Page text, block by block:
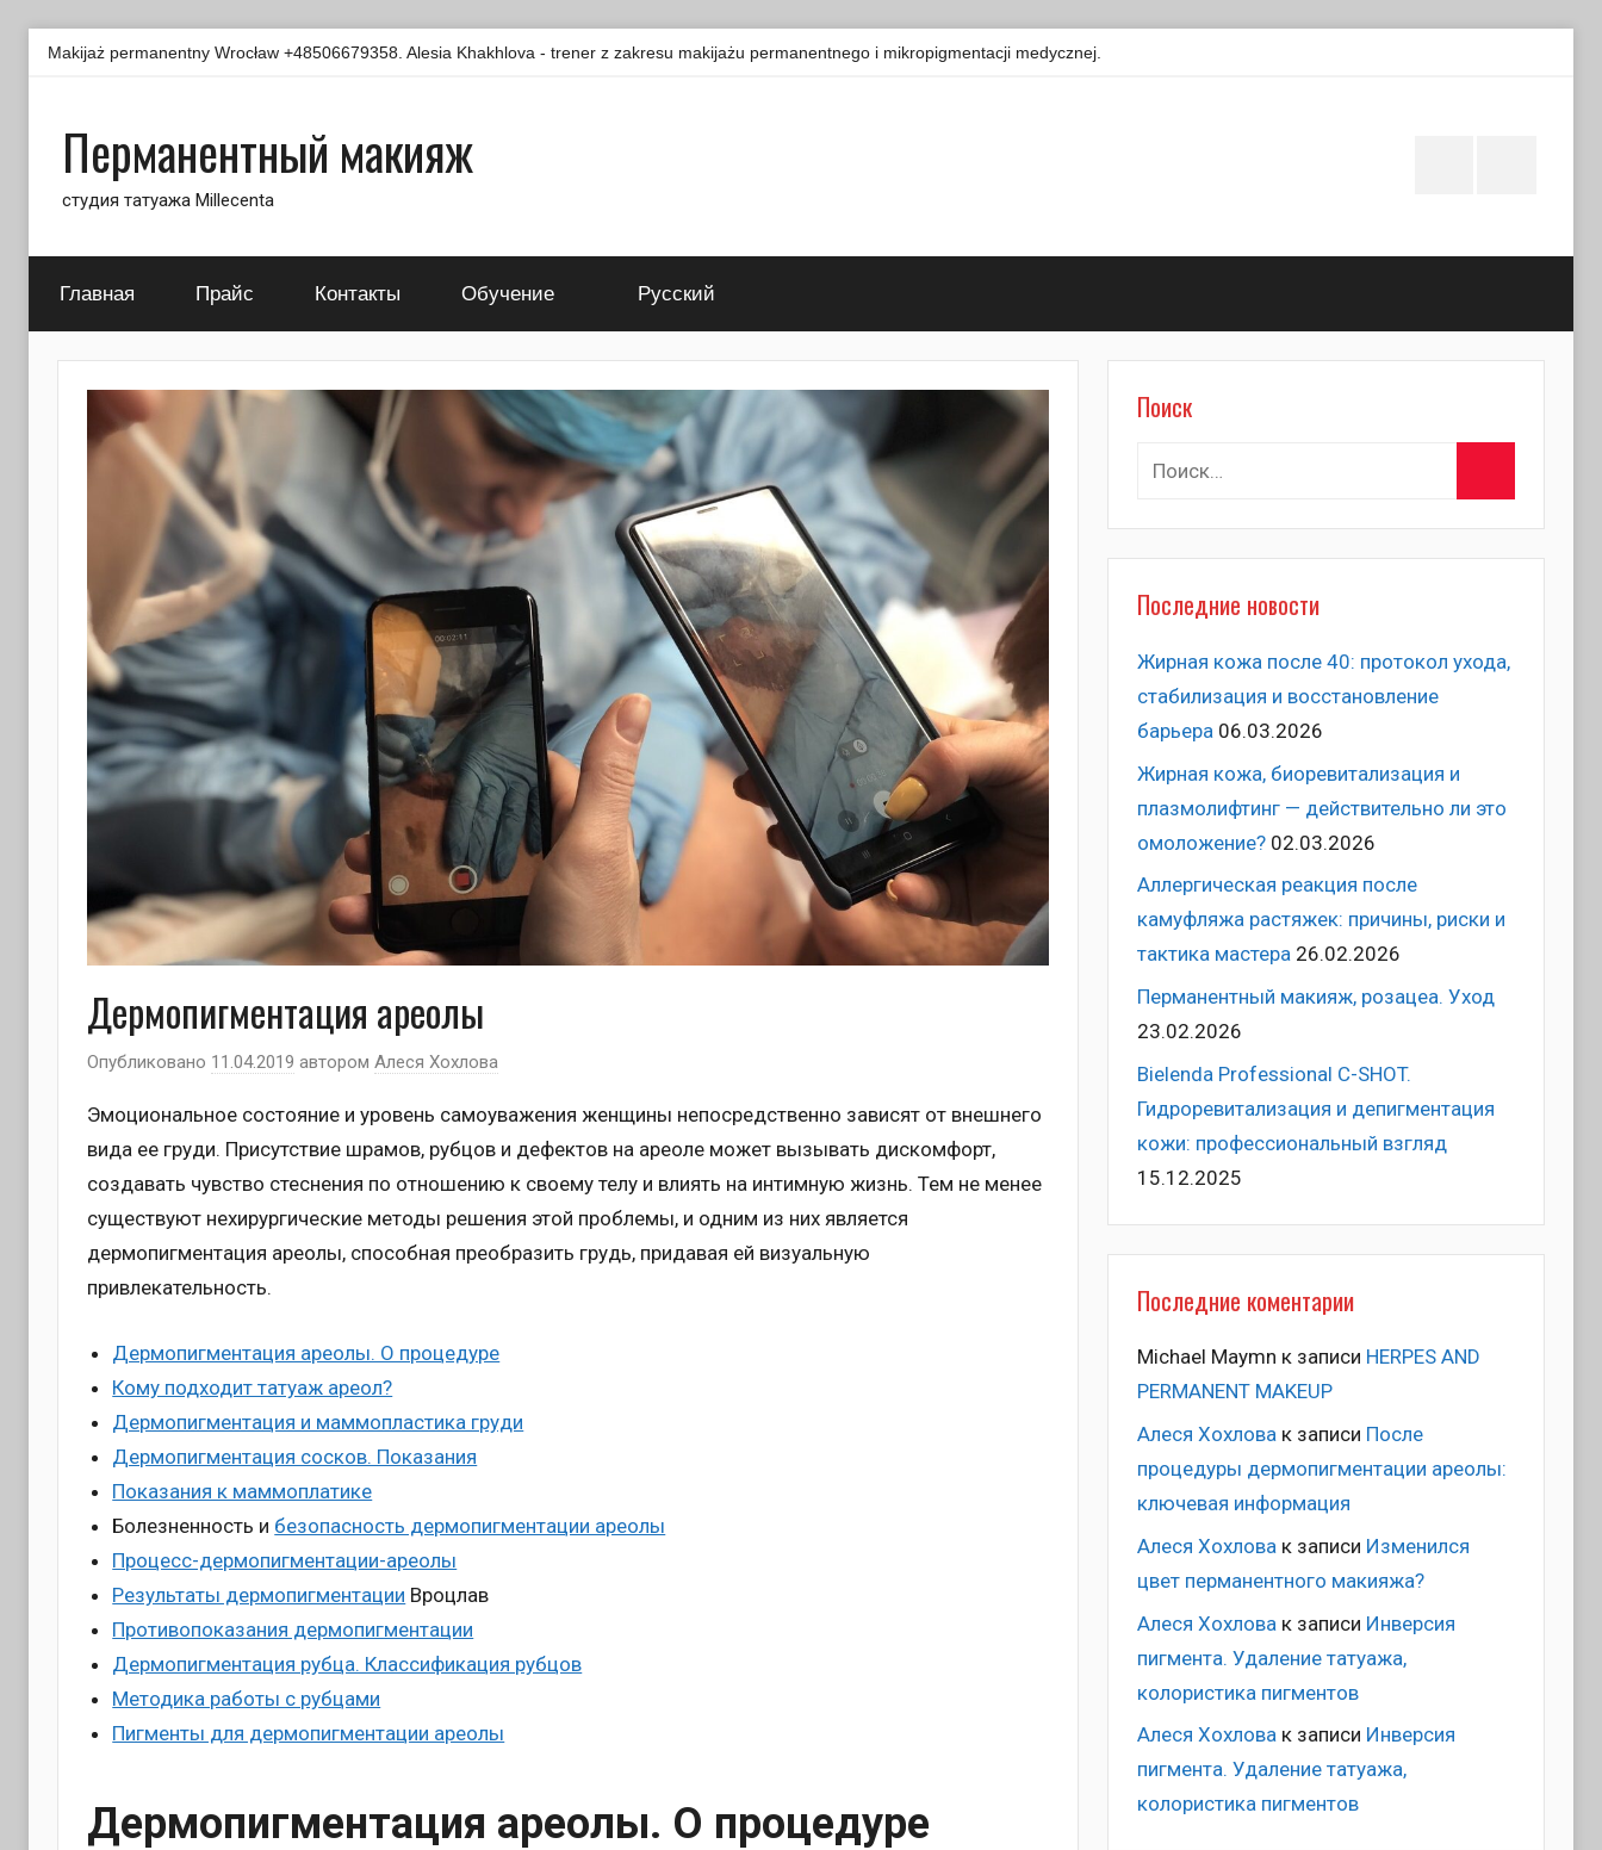
Перейти
Makijaż permanentny Wrocław +48506679358. Alesia Khakhlova - trener z zakresu makijażu permanentnego i mikropigmentacji medycznej.
Перманентный макияж
студия татуажа Millecenta
Главная Прайс Контакты Обучение Русский
Дермопигментация ареолы
Опубликовано 11.04.2019 автором Алеся Хохлова
Эмоциональное состояние и уровень самоуважения женщины непосредственно зависят от внешнего
вида ее груди. Присутствие шрамов, рубцов и дефектов на ареоле может вызывать дискомфорт,
создавать чувство стеснения по отношению к своему телу и влиять на интимную жизнь. Тем не менее
существуют нехирургические методы решения этой проблемы, и одним из них является
дермопигментация ареолы, способная преобразить грудь, придавая ей визуальную
привлекательность.
Дермопигментация ареолы. О процедуре
Кому подходит татуаж ареол?
Дермопигментация и маммопластика груди
Дермопигментация сосков. Показания
Показания к маммоплатике
Болезненность и безопасность дермопигментации ареолы
Процесс-дермопигментации-ареолы
Результаты дермопигментации Вроцлав
Противопоказания дермопигментации
Дермопигментация рубца. Классификация рубцов
Методика работы с рубцами
Пигменты для дермопигментации ареолы
Дермопигментация ареолы. О процедуре
Поиск
Найти:
Последние новости
Жирная кожа после 40: протокол ухода,
стабилизация и восстановление
барьера 06.03.2026
Жирная кожа, биоревитализация и
плазмолифтинг — действительно ли это
омоложение? 02.03.2026
Аллергическая реакция после
камуфляжа растяжек: причины, риски и
тактика мастера 26.02.2026
Перманентный макияж, розацеа. Уход
23.02.2026
Bielenda Professional C-SHOT.
Гидроревитализация и депигментация
кожи: профессиональный взгляд
15.12.2025
Последние коментарии
Michael Maymn к записи HERPES AND
PERMANENT MAKEUP
Алеся Хохловак записи После
процедуры дермопигментации ареолы:
ключевая информация
Алеся Хохлова к записи Изменился
цвет перманентного макияжа?
Алеся Хохлова к записи Инверсия
пигмента. Удаление татуажа,
колористика пигментов
Алеся Хохловак записи Инверсия
пигмента. Удаление татуажа,
колористика пигментов